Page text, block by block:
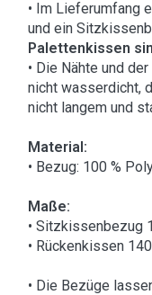
• Im Lieferumfang
und ein
Palettenkissen
• Die Nähte und
nicht wasserdicht,
nicht langem und
Material:
• Bezug: 100 %
Maße:
• Sitzkissenbezug
• Rückenkissen
• Die Bezüge